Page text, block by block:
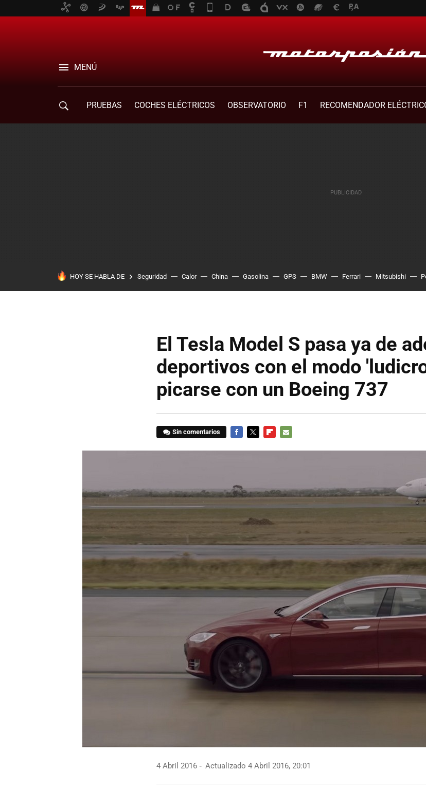
MENÚ
PRUEBAS COCHES ELÉCTRICOS OBSERVATORIO F1
RECOMENDADOR
HOY SE HABLA DE Seguridad Calor China Gasolina GPS BMW Ferrari Mitsubishi
El Tesla Model S pasa ya de
deportivos con el modo
picarse con un Boeing 737
Sin comentarios
4 Abril 2016 Actualizado 4 Abril 2016, 20:01